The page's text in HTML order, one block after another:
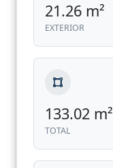
21.26 m²
EXTERIOR
133.02 m²
TOTAL